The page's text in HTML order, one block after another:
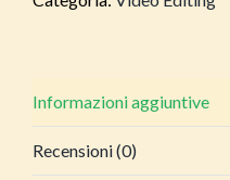
Informazioni aggiuntive
Recensioni (0)